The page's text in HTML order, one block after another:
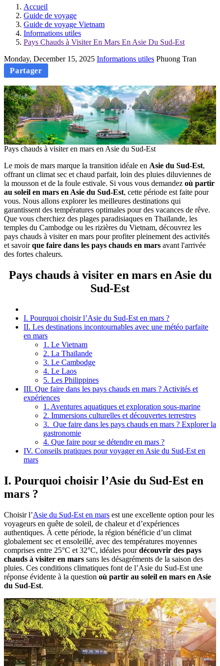
Accueil
Guide de voyage
Guide de voyage Vietnam
Informations utiles
Pays Chauds à Visiter En Mars En Asie Du Sud-Est
Monday, December 15, 2025 Informations utiles Phuong Tran
Partager
Pays chauds à visiter en mars en Asie du Sud-Est
Le mois de mars marque la transition idéale en Asie du Sud-Est,
offrant un climat sec et chaud parfait, loin des pluies diluviennes de
la mousson et de la foule estivale. Si vous vous demandez où partir
au soleil en mars en Asie du Sud-Est, cette période est faite pour
vous. Nous allons explorer les meilleures destinations qui
garantissent des températures optimales pour des vacances de rêve.
Que vous cherchiez des plages paradisiaques en Thaïlande, les
temples du Cambodge ou les rizières du Vietnam, découvrez les
pays chauds à visiter en mars pour profiter pleinement des activités
et savoirque faire dans les pays chauds en mars avant l'arrivée
des fortes chaleurs.
Pays chauds à visiter en mars en Asie du
Sud-Est
I. Pourquoi choisir l’Asie du Sud-Est en mars ?
II. Les destinations incontournables avec une météo parfaite
en mars
1. Le Vietnam
2. La Thaïlande
3. Le Cambodge
4. Le Laos
5. Les Philippines
III. Que faire dans les pays chauds en mars ? Activités et
expériences
1. Aventures aquatiques et exploration sous-marine
2. Immersions culturelles et découvertes terrestres
3. Que faire dans les pays chauds en mars ? Explorer la
gastronomie
4. Que faire pour se détendre en mars ?
IV. Conseils pratiques pour voyager en Asie du Sud-Est en
mars
I. Pourquoi choisir l’Asie du Sud-Est en
mars ?
Choisir l’Asie du Sud-Est en mars est une excellente option pour les
voyageurs en quête de soleil, de chaleur et d’expériences
authentiques. À cette période, la région bénéficie d’un climat
globalement sec et ensoleillé, avec des températures moyennes
comprises entre 25°C et 32°C, idéales pourdécouvrir des pays
chauds à visiter en mars sans les désagréments de la saison des
pluies. Ces conditions climatiques font de l’Asie du Sud-Est une
réponse évidente à la question où partir au soleil en mars en Asie
du Sud-Est.